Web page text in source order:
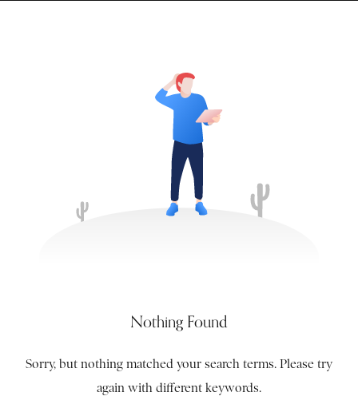
Nothing Found
Sorry, but nothing matched your search terms. Please try
again with different keywords.